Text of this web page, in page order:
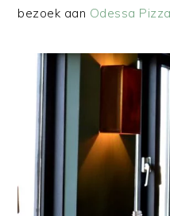
bezoek aan Odessa